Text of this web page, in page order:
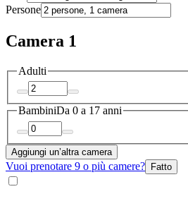
Persone
Camera 1
Adulti
BambiniDa 0 a 17 anni
Aggiungi un’altra camera
Vuoi prenotare 9 o più camere? Fatto